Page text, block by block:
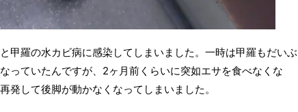
甲羅の水カビ病に感染してしまいました。一時は甲羅もだいぶ
っていたんですが、2ヶ月前くらいに突如エサを食べなくな
発して後脚が動かなくなってしまいました。